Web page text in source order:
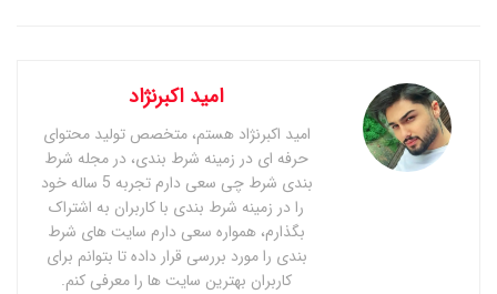
امید اکبرنژاد
امید اکبرنژاد هستم، متخصص تولید محتوای
حرفه ای در زمینه شرط بندی، در مجله شرط
بندی شرط چی سعی دارم تجربه 5 ساله خود
را در زمینه شرط بندی با کاربران به اشتراک
بگذارم، همواره سعی دارم سایت های شرط
بندی را مورد بررسی قرار داده تا بتوانم برای
کاربران بهترین سایت ها را معرفی کنم.